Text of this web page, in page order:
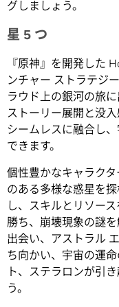
グしましょう。
星 5 つ
『原神』を開発した
ンチャー ストラテジ
ラウド上の銀河の旅
ストーリー展開と没
シームレスに融合し
できます。
個性豊かなキャラク
のある多様な惑星を
し、スキルとリソー
勝ち、崩壊現象の謎
出会い、アストラル
ち向かい、宇宙の運
ト、ステラロンが引
う。